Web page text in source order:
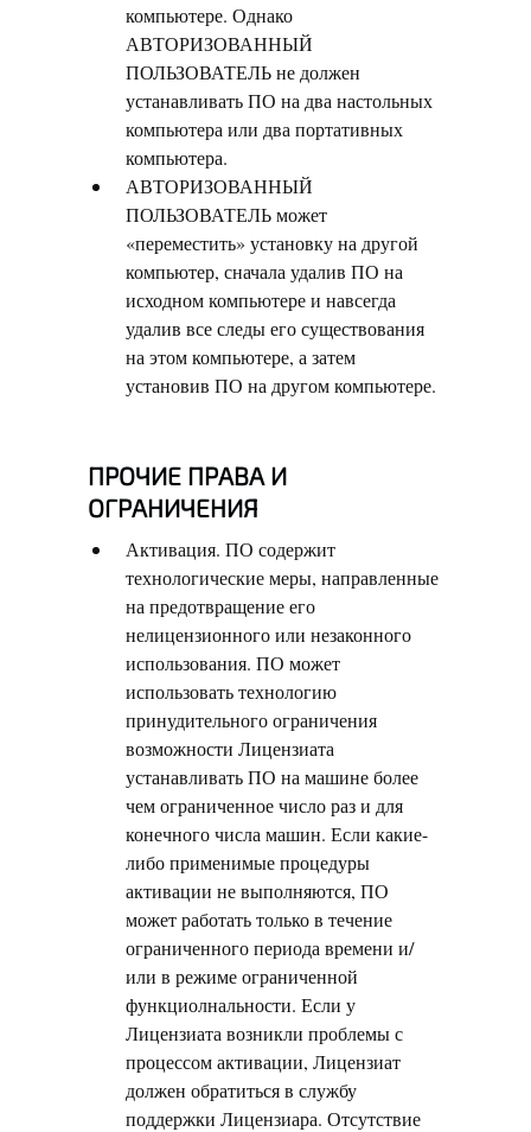
компьютере. Однако
АВТОРИЗОВАННЫЙ
ПОЛЬЗОВАТЕЛЬ не должен
устанавливать ПО на два настольных
компьютера или два портативных
компьютера.
АВТОРИЗОВАННЫЙ
ПОЛЬЗОВАТЕЛЬ может
«переместить» установку на другой
компьютер, сначала удалив ПО на
исходном компьютере и навсегда
удалив все следы его существования
на этом компьютере, а затем
установив ПО на другом компьютере.
ПРОЧИЕ ПРАВА И
ОГРАНИЧЕНИЯ
Активация. ПО содержит
технологические меры, направленные
на предотвращение его
нелицензионного или незаконного
использования. ПО может
использовать технологию
принудительного ограничения
возможности Лицензиата
устанавливать ПО на машине более
чем ограниченное число раз и для
конечного числа машин. Если какие-
либо применимые процедуры
активации не выполняются, ПО
может работать только в течение
ограниченного периода времени и/
или в режиме ограниченной
функциолнальности. Если у
Лицензиата возникли проблемы с
процессом активации, Лицензиат
должен обратиться в службу
поддержки Лицензиара. Отсутствие